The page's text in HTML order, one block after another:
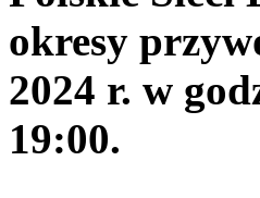
okresy
2024 r. w
19:00.